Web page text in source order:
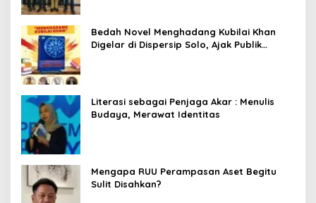
Bedah Novel Menghadang Kubilai Khan
Digelar di Dispersip Solo, Ajak Publik
Literasi sebagai Penjaga Akar : Menulis
Budaya, Merawat Identitas
Mengapa RUU Perampasan Aset Begitu
Sulit Disahkan?